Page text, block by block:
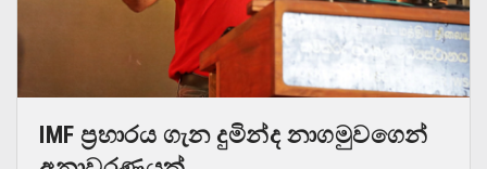
IMF ප්‍රහාරය ගැන දුමින්ද නාගමුවගෙන්